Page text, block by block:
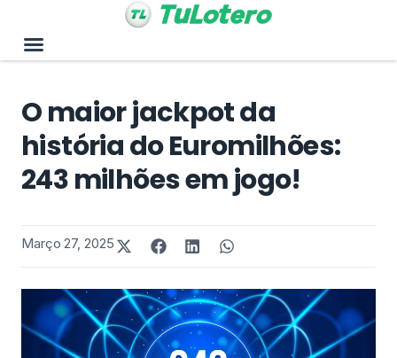
O maior jackpot da
história do Euromilhões:
243 milhões em jogo!
Março 27, 2025